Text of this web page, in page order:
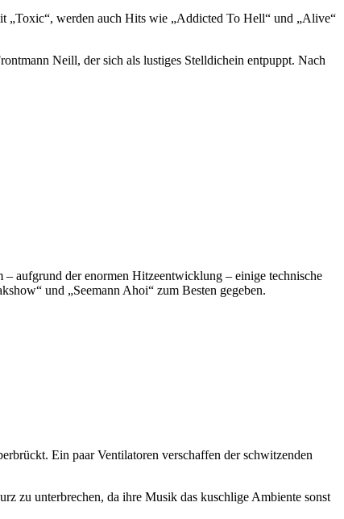
„Toxic“, werden auch Hits wie „Addicted To Hell“ und „Alive“
Neill, der sich als lustiges Stelldichein entpuppt. Nach
– aufgrund der enormen Hitzeentwicklung – einige technische
und „Seemann Ahoi“ zum Besten gegeben.
Ein paar Ventilatoren verschaffen der schwitzenden
zu unterbrechen, da ihre Musik das kuschlige Ambiente sonst